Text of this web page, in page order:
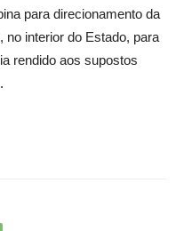
para direcionamento da
no interior do Estado, para
rendido aos supostos